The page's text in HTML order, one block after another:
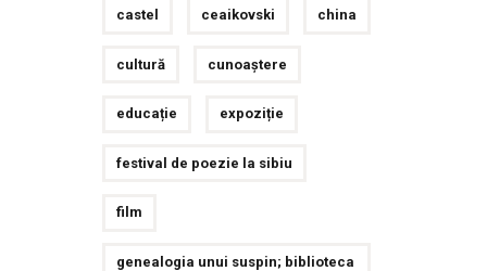
castel ceaikovski china
cultură cunoaștere
educație expoziție
festival de poezie la sibiu
film
genealogia unui suspin; biblioteca